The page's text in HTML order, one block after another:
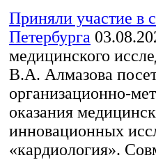
Приняли участие в
Петербурга
медицинского
В.А. Алмазова
организационно-
оказания
инновационных
«кардиология».